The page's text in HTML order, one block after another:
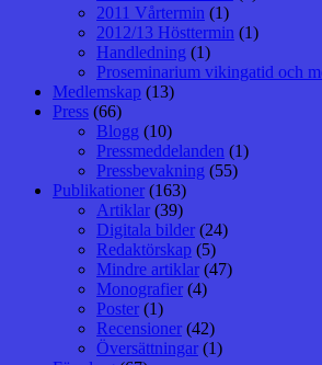
2011 Vårtermin (1)
2012/13 Hösttermin (1)
Handledning (1)
Proseminarium vikingatid och
Medlemskap (13)
Press (66)
Blogg (10)
Pressmeddelanden (1)
Pressbevakning (55)
Publikationer (163)
Artiklar (39)
Digitala bilder (24)
Redaktörskap (5)
Mindre artiklar (47)
Monografier (4)
Poster (1)
Recensioner (42)
Översättningar (1)